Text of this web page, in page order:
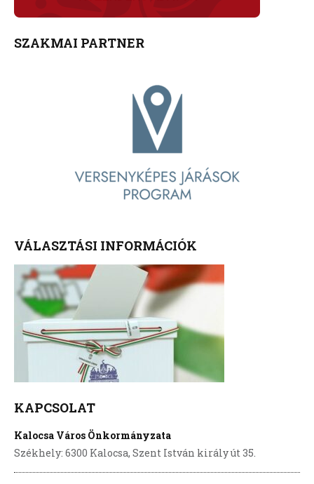
SZAKMAI PARTNER
VÁLASZTÁSI INFORMÁCIÓK
KAPCSOLAT
Kalocsa Város Önkormányzata
Székhely: 6300 Kalocsa, Szent István király út 35.